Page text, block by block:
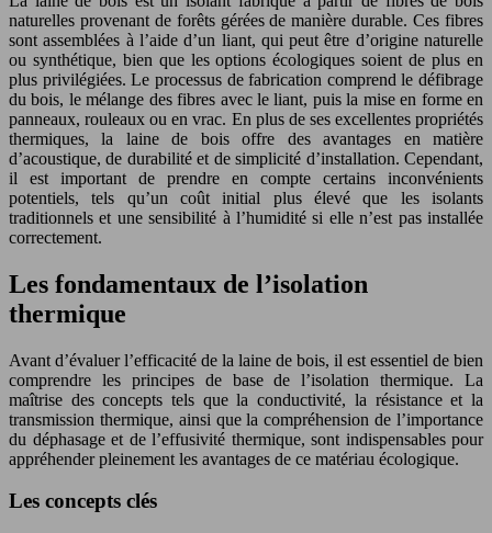
naturelles provenant de forêts gérées de manière durable. Ces fibres
sont assemblées à l’aide d’un liant, qui peut être d’origine naturelle
ou synthétique, bien que les options écologiques soient de plus en
plus privilégiées. Le processus de fabrication comprend le défibrage
du bois, le mélange des fibres avec le liant, puis la mise en forme en
panneaux, rouleaux ou en vrac. En plus de ses excellentes propriétés
thermiques, la laine de bois offre des avantages en matière
d’acoustique, de durabilité et de simplicité d’installation. Cependant,
il est important de prendre en compte certains inconvénients
potentiels, tels qu’un coût initial plus élevé que les isolants
traditionnels et une sensibilité à l’humidité si elle n’est pas installée
correctement.
Les fondamentaux de l’isolation
thermique
Avant d’évaluer l’efficacité de la laine de bois, il est essentiel de bien
comprendre les principes de base de l’isolation thermique. La
maîtrise des concepts tels que la conductivité, la résistance et la
transmission thermique, ainsi que la compréhension de l’importance
du déphasage et de l’effusivité thermique, sont indispensables pour
appréhender pleinement les avantages de ce matériau écologique.
Les concepts clés